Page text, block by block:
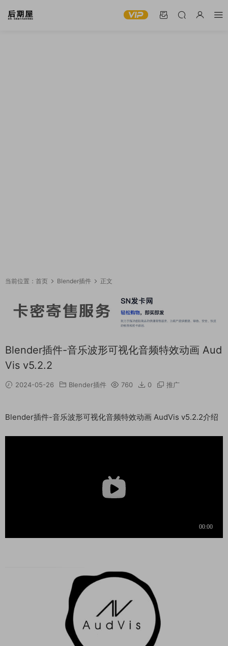
当前位置： 首页 Blender插件 正文
Blender插件-音乐波形可视化音频特效动画 Aud
Vis v5.2.2
2024-05-26 Blender插件 760 0 推广
Blender插件-音乐波形可视化音频特效动画 AudVis v5.2.2介绍